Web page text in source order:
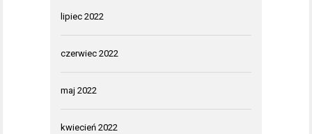
lipiec 2022
czerwiec 2022
maj 2022
kwiecień 2022